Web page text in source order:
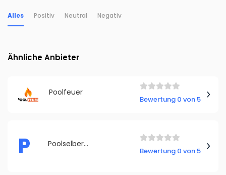
Alles Positiv Neutral Negativ
Ähnliche Anbieter
Poolfeuer
Bewertung 0 von 5
P Poolselberbauen
Bewertung 0 von 5